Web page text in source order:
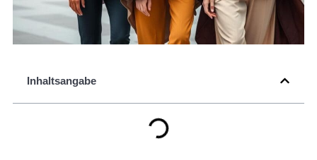
Inhaltsangabe